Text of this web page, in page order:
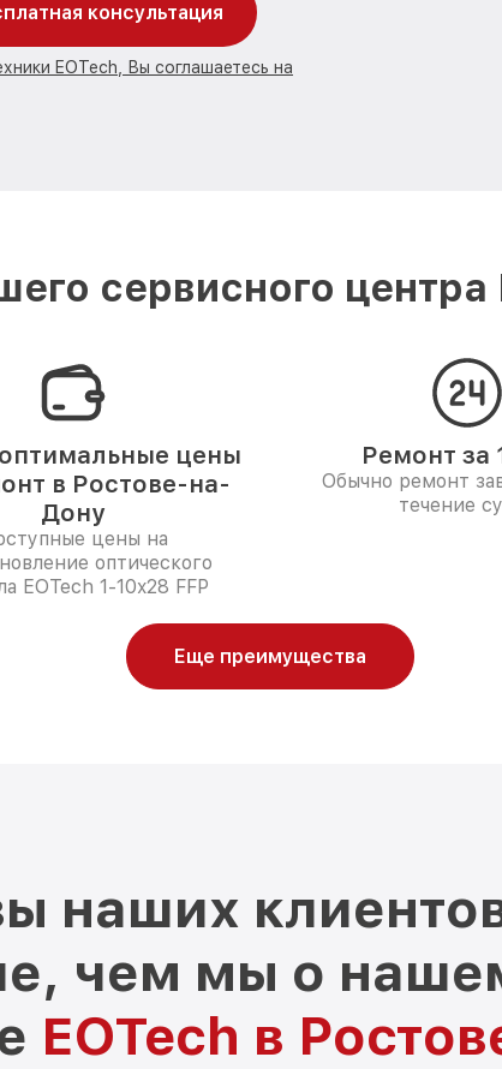
консультация
EOTech, Вы соглашаетесь на
сервисного
цены
в Ростове-на-
Дону
цены на
оптического
EOTech 1-10x28 FFP
Ремонт за
Обычно ремонт
течение
Еще преимущества
наших
чем мы о
EOTech в